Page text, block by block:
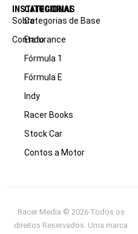
INSTITUCIONAL
Sobre
Contato
CATEGORIAS
Categorias de Base
Endurance
Fórmula 1
Fórmula E
Indy
Racer Books
Stock Car
Contos a Motor
Racer Media © 2026 Todos os
direitos Reservados. Uma marca